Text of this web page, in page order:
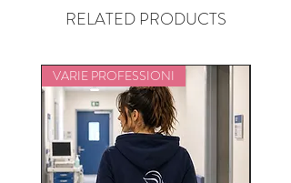
RELATED PRODUCTS
VARIE PROFESSIONI